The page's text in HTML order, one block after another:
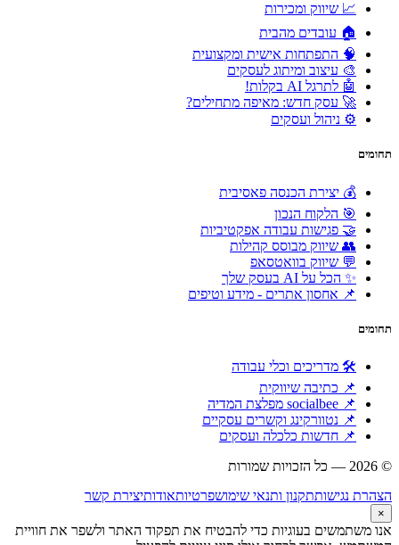
📈 שיווק ומכירות
🏠 עובדים מהבית
🧠 התפתחות אישית ומקצועית
🎨 עיצוב ומיתוג לעסקים
🤖 לתרגל AI בקלות!
🚀 עסק חדש: מאיפה מתחילים?
⚙️ ניהול ועסקים
תחומים
💰 יצירת הכנסה פאסיבית
🎯 הלקוח הנכון
🤝 פגישות עבודה אפקטיביות
👥 שיווק מבוסס קהילות
💬 שיווק בוואטסאפ
✨ הכל על AI בעסק שלך
📌 אחסון אתרים - מידע וטיפים
תחומים
🛠 מדריכים וכלי עבודה
📌 כתיבה שיווקית
📌 socialbee מפלצת המדיה
📌 נטוורקינג וקשרים עסקיים
📌 חדשות כלכלה ועסקים
© 2026 — כל הזכויות שמורות
הצהרת נגישותתקנון ותנאי שימושפרטיותאודותיצירת קשר
×
אנו משתמשים בעוגיות כדי להבטיח את תפקוד האתר ולשפר את חוויית